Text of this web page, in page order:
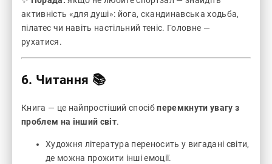
активність «для душі»: йога, скандинавська ходьба,
пілатес чи навіть настільний теніс. Головне —
рухатися.
6. Читання 📚
Книга — це найпростіший спосібперемкнути увагу з
проблем на інший світ.
Художня література переносить у вигадані світи,
де можна прожити інші емоції.